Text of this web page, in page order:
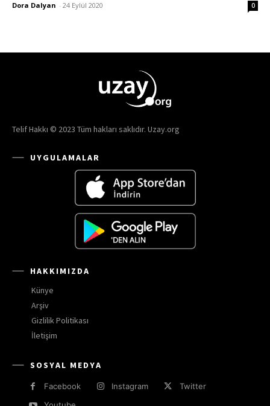
Dora Dalyan - 24 Eylül 2020 0
Telif Hakkı © 2023 Tüm hakları saklıdır. Uzay.org
UYGULAMALAR
HAKKIMIZDA
Künye
Arşiv
Gizlilik Politikası
İletişim
SOSYAL MEDYA
Facebook Instagram
Twitter